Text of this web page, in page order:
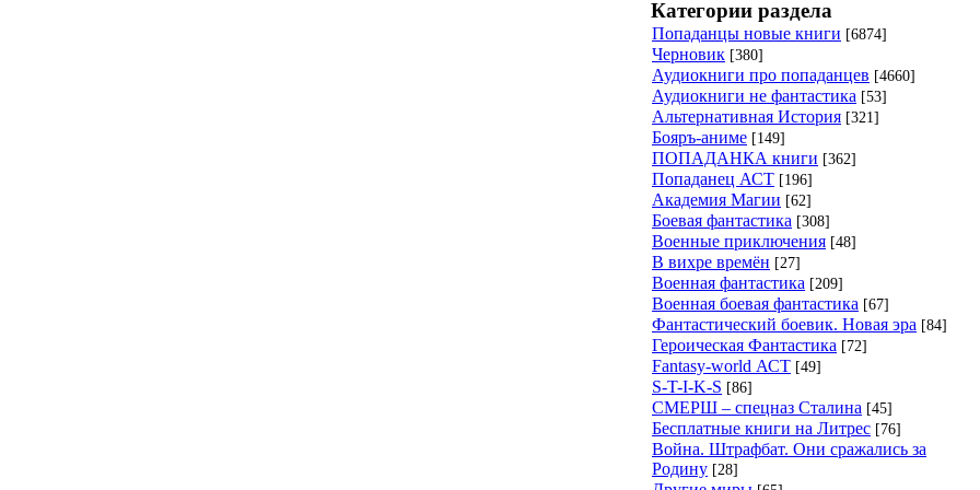
Категории раздела
Попаданцы новые книги [6874]
Черновик [380]
Аудиокниги про попаданцев [4660]
Аудиокниги не фантастика [53]
Альтернативная История [321]
Бояръ-аниме [149]
ПОПАДАНКА книги [362]
Попаданец АСТ [196]
Академия Магии [62]
Боевая фантастика [308]
Военные приключения [48]
В вихре времён [27]
Военная фантастика [209]
Военная боевая фантастика [67]
Фантастический боевик. Новая эра [84]
Героическая Фантастика [72]
Fantasy-world АСТ [49]
S-T-I-K-S [86]
СМЕРШ – спецназ Сталина [45]
Бесплатные книги на Литрес [76]
Война. Штрафбат. Они сражались за
Родину [28]